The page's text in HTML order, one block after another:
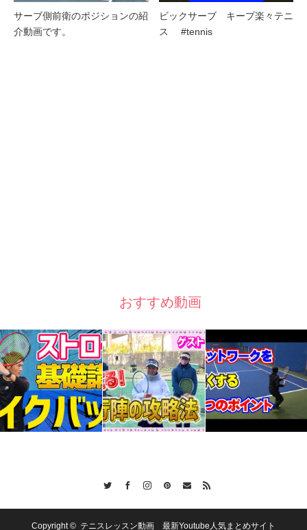
サーブ側前衛のポジションの紹
介動画です。
ビックサーブ キープ楽々テニ
ス #tennis
おすすめ動画
Copyright © テニスレッスン動画 最新Youtube人気まとめサイト